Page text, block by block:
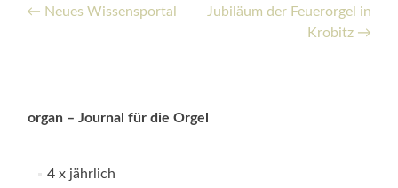
Beitrags-
← Neues Wissensportal
Jubiläum der Feuerorgel in
Krobitz →
organ – Journal für die Orgel
4 x jährlich